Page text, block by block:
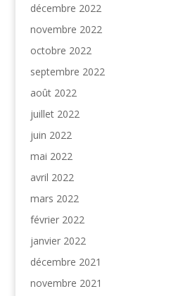
décembre 2022
novembre 2022
octobre 2022
septembre 2022
août 2022
juillet 2022
juin 2022
mai 2022
avril 2022
mars 2022
février 2022
janvier 2022
décembre 2021
novembre 2021